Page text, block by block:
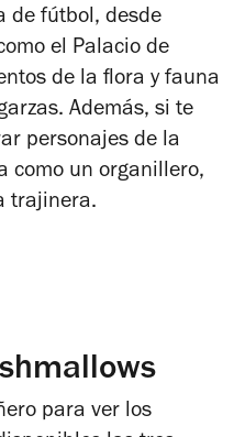
de fútbol, desde
el Palacio de
de la flora y fauna
Además, si te
personajes de la
como un organillero,
trajinera.
para ver los